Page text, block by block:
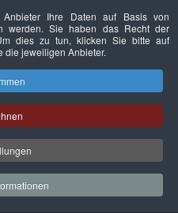
Nachhaltigkeit
Deutscher
e.V..
Ihre Daten auf Basis von
werden. Sie haben das Recht der
dies zu tun, klicken Sie bitte auf
die jeweiligen Anbieter.